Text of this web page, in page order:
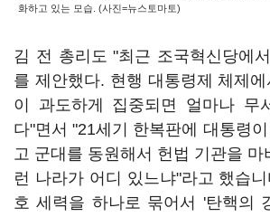
화하고 있는 모습. (사진=뉴스토마토)
김 전 총리도 "최근 조국혁신당에
를 제안했다. 현행 대통령제 체제
이 과도하게 집중되면 얼마나 무
다"면서 "21세기 한복판에 대통령
고 군대를 동원해서 헌법 기관을 마
런 나라가 어디 있느냐"라고 했습
호 세력을 하나로 묶어서 '탄핵의